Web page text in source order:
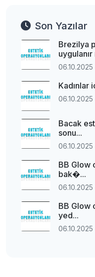
Son Yazılar
Brezilya
uygulanır
06.10.2025
Kadınlar
06.10.2025
Bacak
sonu...
06.10.2025
BB Glow
bak�...
06.10.2025
BB Glow
yed...
06.10.2025